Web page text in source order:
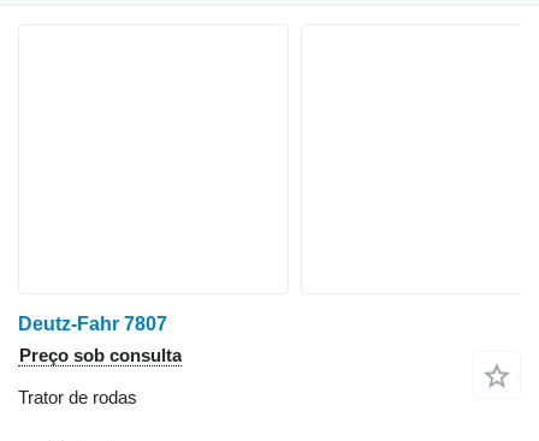
Deutz-Fahr 7807
Preço sob consulta
Trator de rodas